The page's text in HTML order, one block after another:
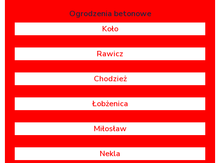
Ogrodzenia betonowe
Koło
Rawicz
Chodzież
Łobżenica
Miłosław
Nekla